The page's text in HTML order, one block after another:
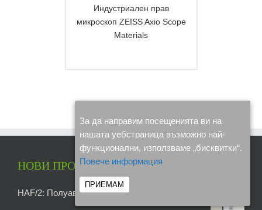
Индустриален прав
микроскоп ZEISS Axio Scope
Materials
НОВИ ПРОДУКТИ
HAF/2: Полуавтоматична фреза
За да направим посещенията ви на
нашата уебстраница възможно най-
функционални, използваме „бисквитки“.
Повече информация
ПРИЕМАМ